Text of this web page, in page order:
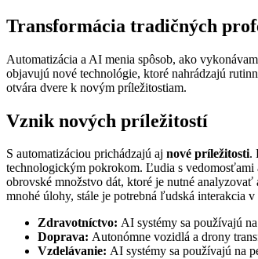
Transformácia tradičných
Automatizácia a AI menia spôsob, ako
objavujú nové technológie, ktoré nahrádzajú
otvára dvere k novým príležitostiam.
Vznik nových príležitostí
S automatizáciou prichádzajú aj nové príležitosti.
technologickým pokrokom. Ľudia s
obrovské množstvo dát, ktoré je nutné
mnohé úlohy, stále je potrebná ľudská interakcia
Zdravotníctvo: AI systémy sa používajú
Doprava: Autonómne vozidlá a drony
Vzdelávanie: AI systémy sa používajú na